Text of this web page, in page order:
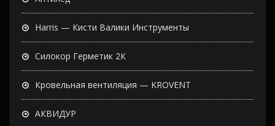
Harris — Кисти Валики Инструменты
Силокор Герметик 2К
Кровельная вентиляция — KROVENT
АКВИДУР